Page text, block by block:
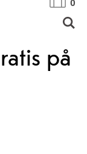
0
på